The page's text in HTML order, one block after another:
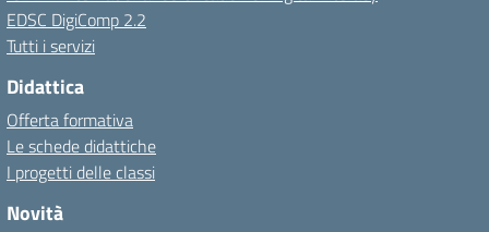
EDSC DigiComp 2.2
Tutti i servizi
Didattica
Offerta formativa
Le schede didattiche
I progetti delle classi
Novità